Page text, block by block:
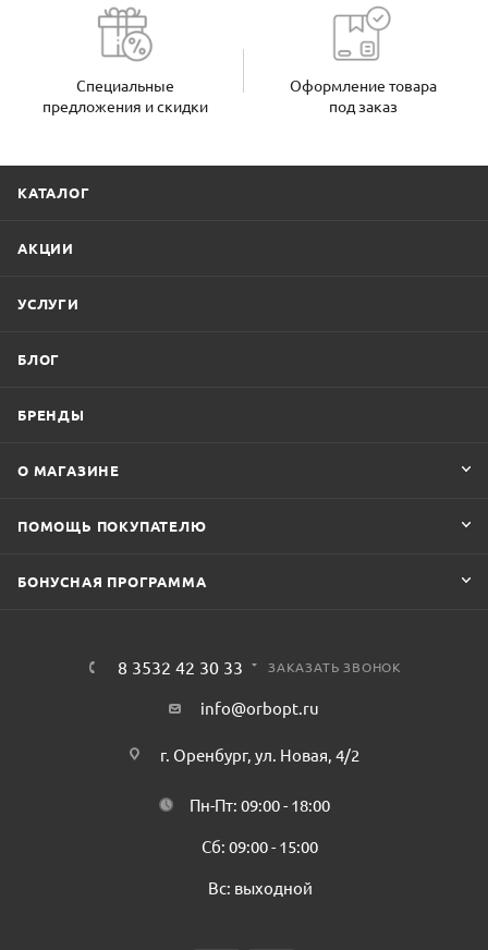
Специальные
предложения и скидки
Оформление товара
под заказ
КАТАЛОГ
АКЦИИ
УСЛУГИ
БЛОГ
БРЕНДЫ
О МАГАЗИНЕ
ПОМОЩЬ ПОКУПАТЕЛЮ
БОНУСНАЯ ПРОГРАММА
8 3532 42 30 33 ЗАКАЗАТЬ ЗВОНОК
info@orbopt.ru
г. Оренбург, ул. Новая, 4/2
Пн-Пт: 09:00 - 18:00
Сб: 09:00 - 15:00
Вс: выходной